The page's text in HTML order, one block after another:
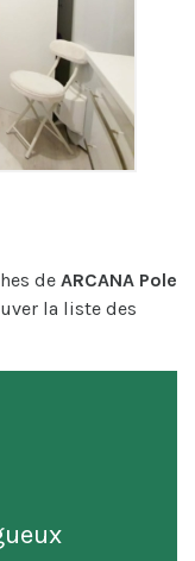
de ARCANA Pole
la liste des